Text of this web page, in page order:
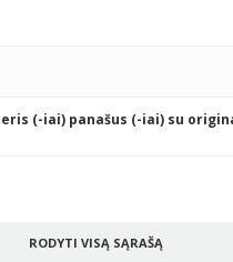
(-iai) panašus (-iai) su
RODYTI VISĄ SĄRAŠĄ